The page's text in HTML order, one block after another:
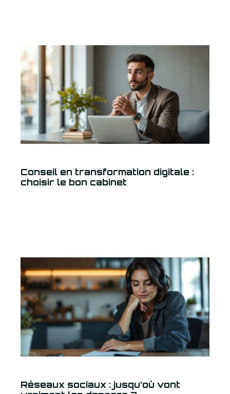
Conseil en transformation digitale :
choisir le bon cabinet
Réseaux sociaux : jusqu’où vont